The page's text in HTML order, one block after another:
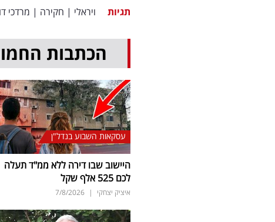
תגיות ויראלי | חקירה | מרדכי
הכתבות
עסקאות השבוע בנדל"ן
היישוב שבו דירה ללא ממ"ד תעלה
לכם 525 אלף שקל
איציק יצחקי |
7/8/2026